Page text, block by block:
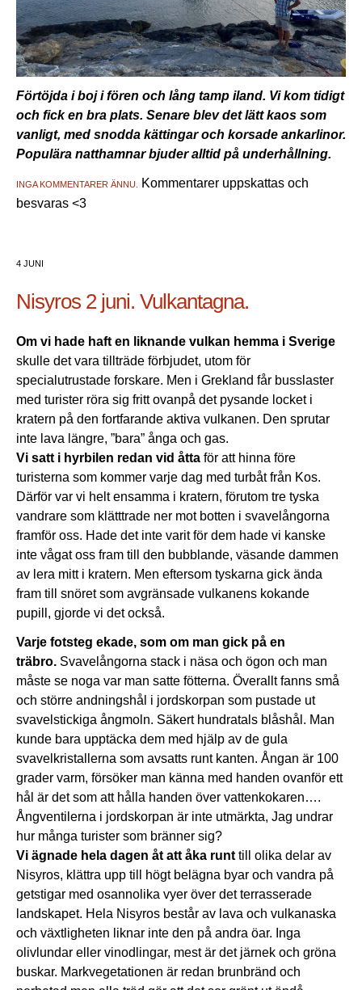
Förtöjda i boj i fören och lång tamp iland. Vi kom tidigt
och fick en bra plats. Senare blev det lätt kaos som
vanligt, med snodda kättingar och korsade ankarlinor.
Populära natthamnar bjuder alltid på underhållning.
INGA KOMMENTARER ÄNNU. Kommentarer uppskattas och
besvaras <3
4 JUNI
Nisyros 2 juni. Vulkantagna.
Om vi hade haft en liknande vulkan hemma i Sverige
skulle det vara tillträde förbjudet, utom för
specialutrustade forskare. Men i Grekland får busslaster
med turister röra sig fritt ovanpå det pysande locket i
kratern på den fortfarande aktiva vulkanen. Den sprutar
inte lava längre, ”bara” ånga och gas.
Vi satt i hyrbilen redan vid åtta för att hinna före
turisterna som kommer varje dag med turbåt från Kos.
Därför var vi helt ensamma i kratern, förutom tre tyska
vandrare som klätttrade ner mot botten i svavelångorna
framför oss. Hade det inte varit för dem hade vi kanske
inte vågat oss fram till den bubblande, väsande dammen
av lera mitt i kratern. Men eftersom tyskarna gick ända
fram till snöret som avgränsade vulkanens kokande
pupill, gjorde vi det också.
Varje fotsteg ekade, som om man gick på en
träbro. Svavelångorna stack i näsa och ögon och man
måste se noga var man satte fötterna. Överallt fanns små
och större andningshål i jordskorpan som pustade ut
svavelstickiga ångmoln. Säkert hundratals blåshål. Man
kunde bara upptäcka dem med hjälp av de gula
svavelkristallerna som avsatts runt kanten. Ångan är 100
grader varm, försöker man känna med handen ovanför ett
hål är det som att hålla handen över vattenkokaren….
Ångventilerna i jordskorpan är inte utmärkta, Jag undrar
hur många turister som bränner sig?
Vi ägnade hela dagen åt att åka runttill olika delar av
Nisyros, klättra upp till högt belägna byar och vandra på
getstigar med osannolika vyer över det terrasserade
landskapet. Hela Nisyros består av lava och vulkanaska
och växtligheten liknar inte den på andra öar. Inga
olivlundar eller vinodlingar, mest är det järnek och gröna
buskar. Markvegetationen är redan brunbränd och